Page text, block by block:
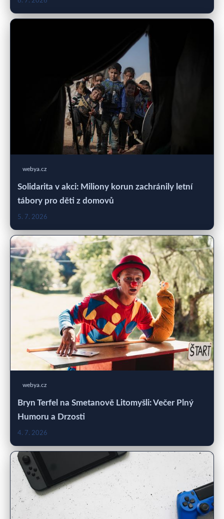
webya.cz
Solidarita v akci: Miliony korun zachránily letní
tábory pro děti z domovů
5. 7. 2026
webya.cz
Bryn Terfel na Smetanově Litomyšli: Večer Plný
Humoru a Drzosti
4. 7. 2026